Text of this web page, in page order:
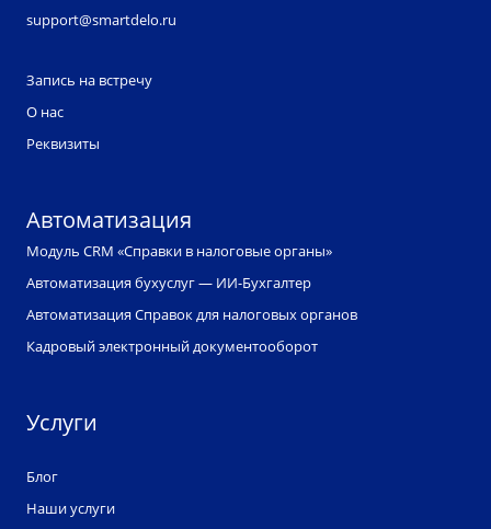
support@smartdelo.ru
Запись на встречу
О нас
Реквизиты
Автоматизация
Модуль CRM «Справки в налоговые органы»
Автоматизация бухуслуг — ИИ-Бухгалтер
Автоматизация Справок для налоговых органов
Кадровый электронный документооборот
Услуги
Блог
Наши услуги